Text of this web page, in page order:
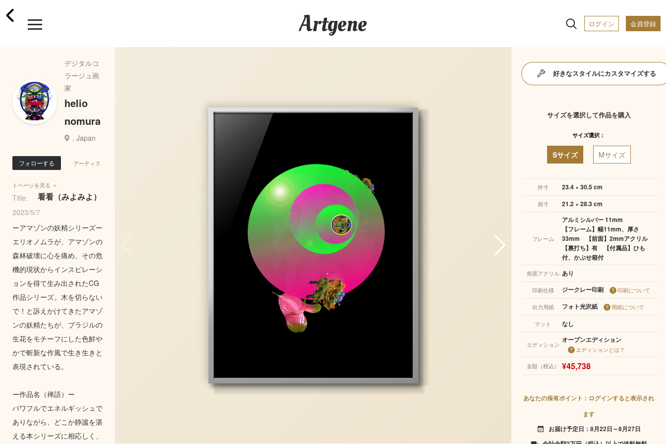
Artgene ログイン 会員登録
デジタルコ
ラージュ画
家
helio
nomura
, Japan
フォローする アーティス
トページを見る ＞
Title: 看看（みよみよ）
2023/5/7
ーアマゾンの妖精シリーズー
エリオノムラが、アマゾンの
森林破壊に心を痛め、その危
機的現状からインスピレーシ
ョンを得て生み出されたCG
作品シリーズ。木を切らない
で！と訴えかけてきたアマゾ
ンの妖精たちが、ブラジルの
生花をモチーフにした色鮮や
かで斬新な作風で生き生きと
表現されている。
ー作品名（禅語）ー
パワフルでエネルギッシュで
ありながら、どこか静謐を湛
える本シリーズに相応しく、
好きなスタイルにカスタマイズする
サイズを選択して作品を購入
サイズ選択：
Sサイズ Mサイズ
外寸 23.4 × 30.5 cm
画寸 21.2 × 28.3 cm
フレーム
アルミシルバー 11mm
【フレーム】幅11mm、厚さ
33mm 【前面】2mmアクリル
【裏打ち】有 【付属品】ひも
付、かぶせ箱付
前面アクリル あり
印刷仕様 ジークレー印刷 印刷について
出力用紙 フォト光沢紙 用紙について
マット なし
エディション
オープンエディション
エディションとは？
金額（税込） ¥45,738
あなたの保有ポイント：ログインすると表示され
ます
event_available お届け予定日：8月22日～8月27日